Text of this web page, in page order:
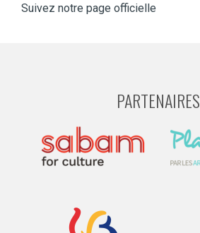
Suivez notre page officielle
PARTENAIRES